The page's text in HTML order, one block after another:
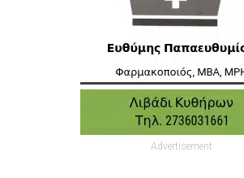
Advertisement